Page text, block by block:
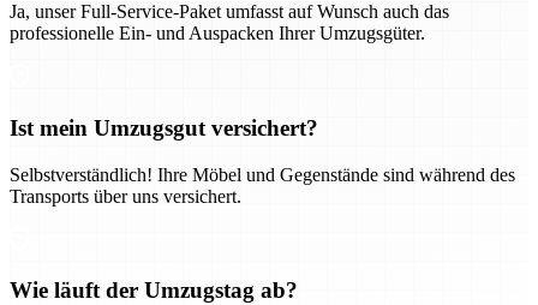
Ja, unser Full-Service-Paket umfasst auf Wunsch auch das
professionelle Ein- und Auspacken Ihrer Umzugsgüter.
Ist mein Umzugsgut versichert?
Selbstverständlich! Ihre Möbel und Gegenstände sind während des
Transports über uns versichert.
Wie läuft der Umzugstag ab?